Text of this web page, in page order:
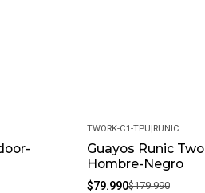
-56%
TWORK-C1-TPU|RUNIC
Guayos Runic
Hombre-Negro
$79.990$179.990